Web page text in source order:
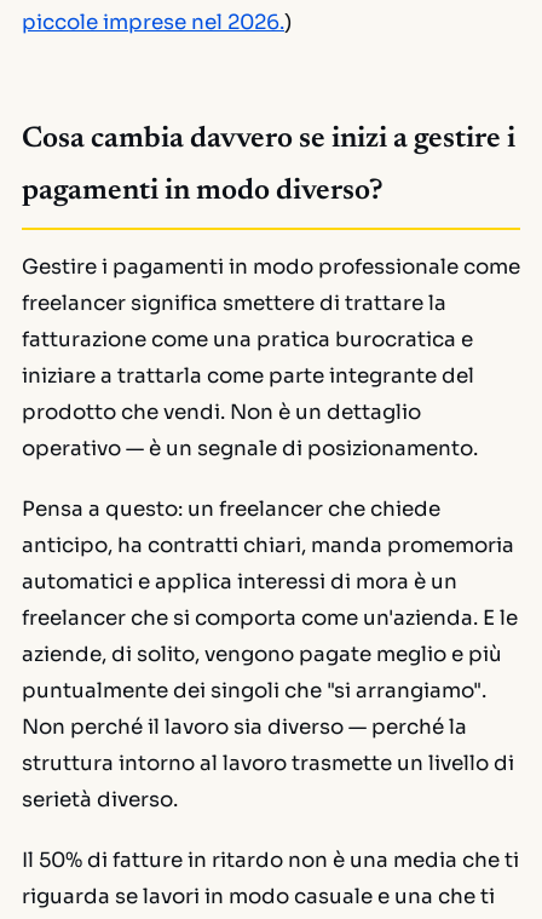
piccole imprese nel 2026.)
Cosa cambia davvero se inizi a gestire i
pagamenti in modo diverso?
Gestire i pagamenti in modo professionale come
freelancer significa smettere di trattare la
fatturazione come una pratica burocratica e
iniziare a trattarla come parte integrante del
prodotto che vendi. Non è un dettaglio
operativo — è un segnale di posizionamento.
Pensa a questo: un freelancer che chiede
anticipo, ha contratti chiari, manda promemoria
automatici e applica interessi di mora è un
freelancer che si comporta come un'azienda. E le
aziende, di solito, vengono pagate meglio e più
puntualmente dei singoli che "si arrangiamo".
Non perché il lavoro sia diverso — perché la
struttura intorno al lavoro trasmette un livello di
serietà diverso.
Il 50% di fatture in ritardo non è una media che ti
riguarda se lavori in modo casuale e una che ti